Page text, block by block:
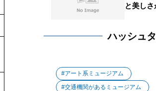
と美し
ハッシュ
アート系ミュージアム
交通機関があるミュージアム